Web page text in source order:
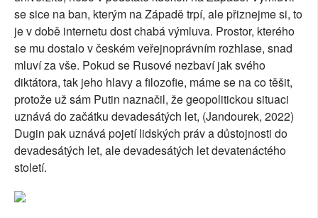
se sice na ban, kterým na Západě trpí, ale přiznejme si, to
je v době internetu dost chabá výmluva. Prostor, kterého
se mu dostalo v českém veřejnoprávním rozhlase, snad
mluví za vše. Pokud se Rusové nezbaví jak svého
diktátora, tak jeho hlavy a filozofie, máme se na co těšit,
protože už sám Putin naznačil, že geopolitickou situaci
uznává do začátku devadesátých let, (Jandourek, 2022)
Dugin pak uznává pojetí lidských práv a důstojnosti do
devadesátých let, ale devadesátých let devatenáctého
století.